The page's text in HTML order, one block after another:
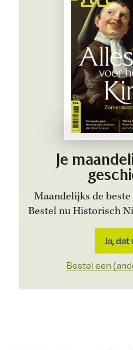
Je
Maandelijks de
Bestel nu Historisch
Ja,
Bestel een